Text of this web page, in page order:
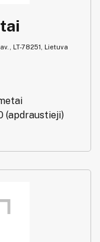
LT-78251, Lietuva
(apdraustieji)